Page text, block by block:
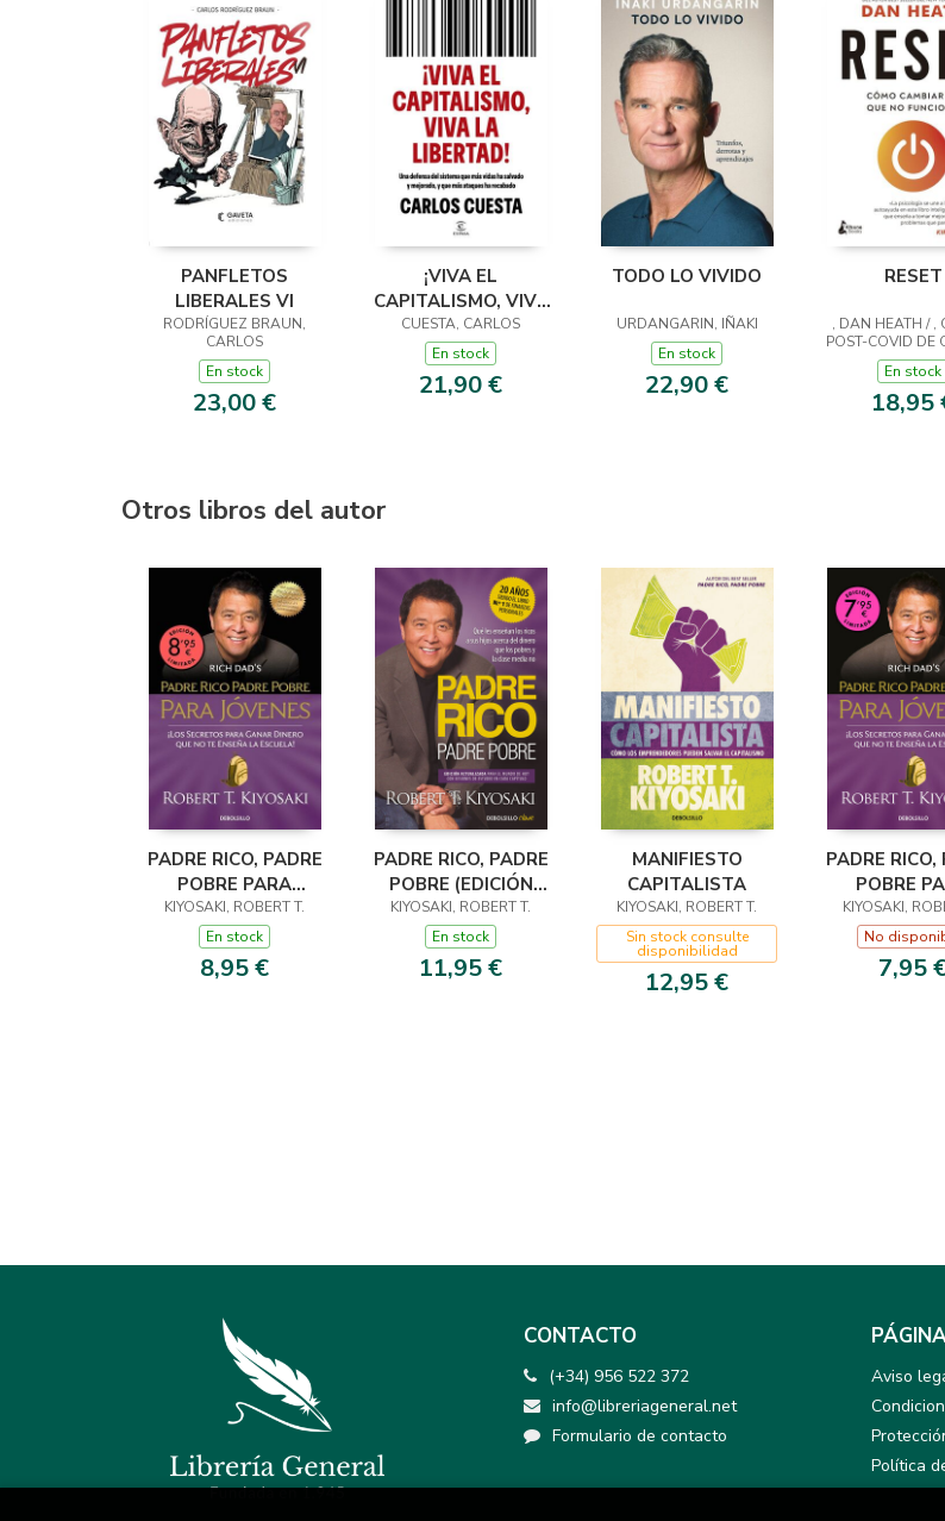
PANFLETOS
LIBERALES VI
RODRÍGUEZ BRAUN,
CARLOS
En stock
23,00 €
¡VIVA EL
CAPITALISMO, VIVA
LA LIBERTAD!
CUESTA, CARLOS
En stock
21,90 €
TODO LO VIVIDO
URDANGARIN, IÑAKI
En stock
22,90 €
RESET
, DAN HEATH / ,
POST-COVID DE
En stock
18,95
Otros libros del autor
PADRE RICO, PADRE
POBRE PARA
JÓVENES (EDICIÓN
LIMITADA ·
VERANO)
KIYOSAKI, ROBERT T.
En stock
8,95 €
PADRE RICO, PADRE
POBRE (EDICIÓN
ACTUALIZADA)
KIYOSAKI, ROBERT T.
En stock
11,95 €
MANIFIESTO
CAPITALISTA
KIYOSAKI, ROBERT T.
Sin stock consulte
disponibilidad
12,95 €
PADRE RICO,
POBRE
JÓVENES
DE
EDICIÓN
KIYOSAKI,
No
7,95
CONTACTO
(+34) 956 522 372
info@libreriageneral.net
Formulario de contacto
Aviso
Política